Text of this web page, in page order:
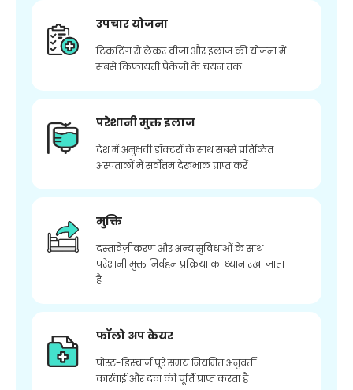
उपचार योजना
टिकटिंग से लेकर वीजा और इलाज की योजना में
सबसे किफायती पैकेजों के चयन तक
परेशानी मुक्त इलाज
देश में अनुभवी डॉक्टरों के साथ सबसे प्रतिष्ठित
अस्पतालों में सर्वोत्तम देखभाल प्राप्त करें
मुक्ति
दस्तावेज़ीकरण और अन्य सुविधाओं के साथ
परेशानी मुक्त निर्वहन प्रक्रिया का ध्यान रखा जाता
है
फॉलो अप केयर
पोस्ट-डिस्चार्ज पूरे समय नियमित अनुवर्ती
कार्रवाई और दवा की पूर्ति प्राप्त करता है